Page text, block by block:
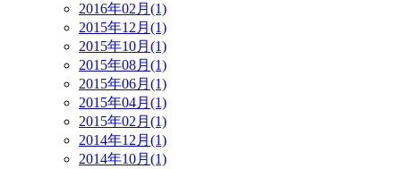
2016年02月(1)
2015年12月(1)
2015年10月(1)
2015年08月(1)
2015年06月(1)
2015年04月(1)
2015年02月(1)
2014年12月(1)
2014年10月(1)